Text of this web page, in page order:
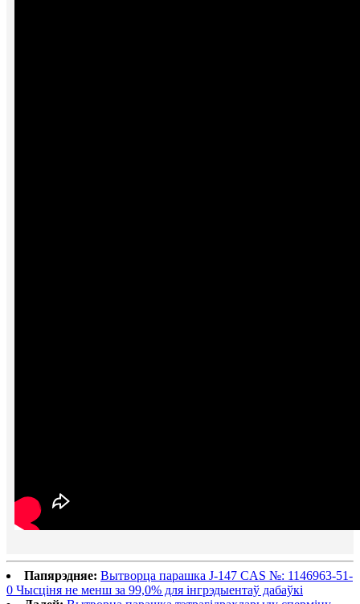
Папярэдняе: Вытворца парашка J-147 CAS №: 1146963-51-
0 Чысціня не менш за 99,0% для інгрэдыентаў дабаўкі